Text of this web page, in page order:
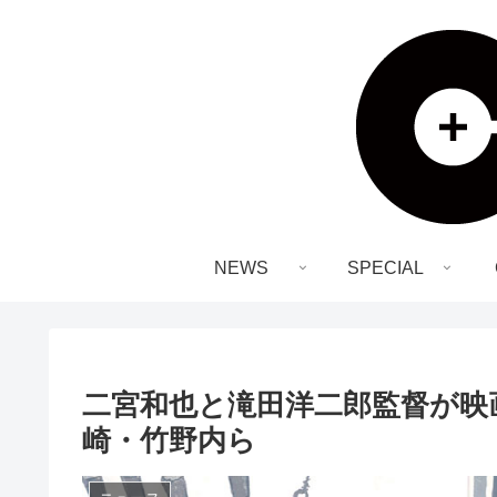
NEWS SPECIAL
二宮和也と滝田洋二郎監督が
崎・竹野内ら